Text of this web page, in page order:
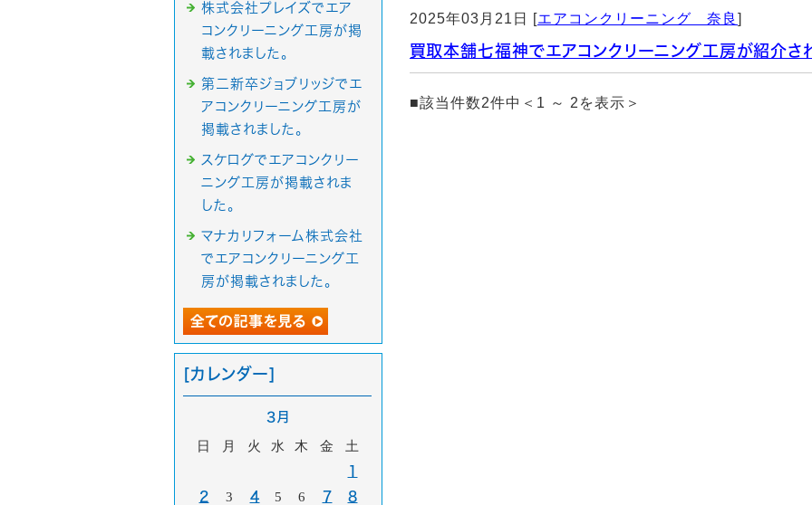
2025年03月21日 [エアコンクリーニング 奈良 ]
買取本舗七福神でエアコンクリーニング工房が紹介さ
■該当件数2件中＜1 ～ 2を表示＞
株式会社プレイズでエア
コンクリーニング工房が掲
載されました。
第二新卒ジョブリッジでエ
アコンクリーニング工房が
掲載されました。
スケログでエアコンクリー
ニング工房が掲載されま
した。
マナカリフォーム株式会社
でエアコンクリーニング工
房が掲載されました。
[カレンダー]
3月
日 月 火 水 木 金 土
1
2
3 4 5 6 7
8